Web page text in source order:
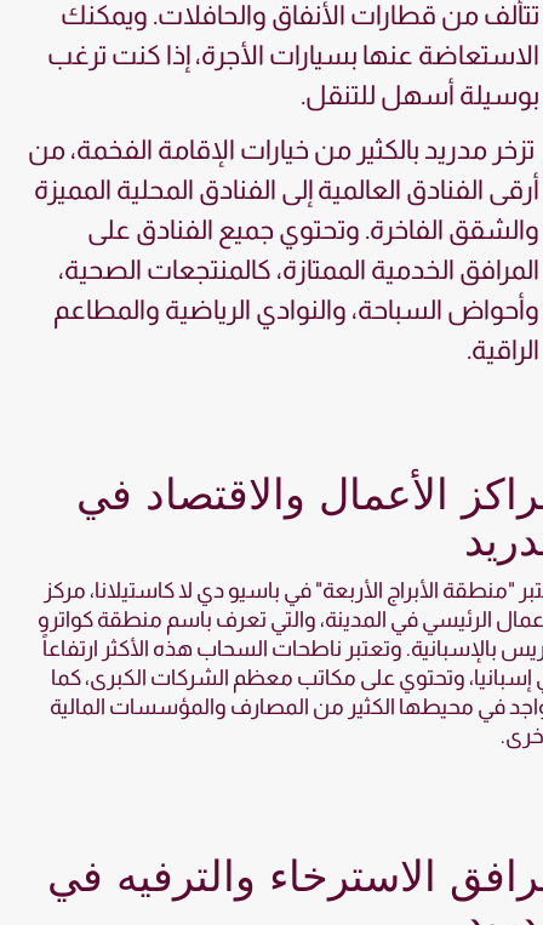
تتألف من قطارات الأنفاق والحافلات. ويمكنك
الاستعاضة عنها بسيارات الأجرة، إذا كنت ترغب
بوسيلة أسهل للتنقل.
تزخر مدريد بالكثير من خيارات الإقامة الفخمة، من
أرقى الفنادق العالمية إلى الفنادق المحلية المميزة
والشقق الفاخرة. وتحتوي جميع الفنادق على
المرافق الخدمية الممتازة، كالمنتجعات الصحية،
وأحواض السباحة، والنوادي الرياضية والمطاعم
الراقية.
الأعمال والاقتصاد في
"منطقة الأبراج الأربعة" في باسيو دي لا كاستيلانا، مركز
الرئيسي في المدينة، والتي تعرف باسم منطقة كواترو
بالإسبانية. وتعتبر ناطحات السحاب هذه الأكثر ارتفاعاً
إسبانيا، وتحتوي على مكاتب معظم الشركات الكبرى، كما
في محيطها الكثير من المصارف والمؤسسات المالية
الاسترخاء والترفيه في